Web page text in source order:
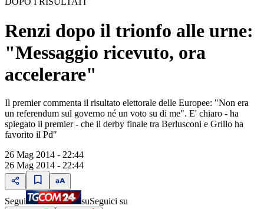
Renzi dopo il trionfo alle urne:
"Messaggio ricevuto, ora
accelerare"
Il premier commenta il risultato elettorale delle Europee: "Non era
un referendum sul governo né un voto su di me". E' chiaro - ha
spiegato il premier - che il derby finale tra Berlusconi e Grillo ha
favorito il Pd"
26 Mag 2014 - 22:44
26 Mag 2014 - 22:44
Segui suSeguici su